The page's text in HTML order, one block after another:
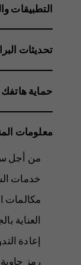
التطبيقات
تحديثات
حماية هاتفك
معلومات
من أجل
خدمات
مكالمات
العناية
إعادة
رمز